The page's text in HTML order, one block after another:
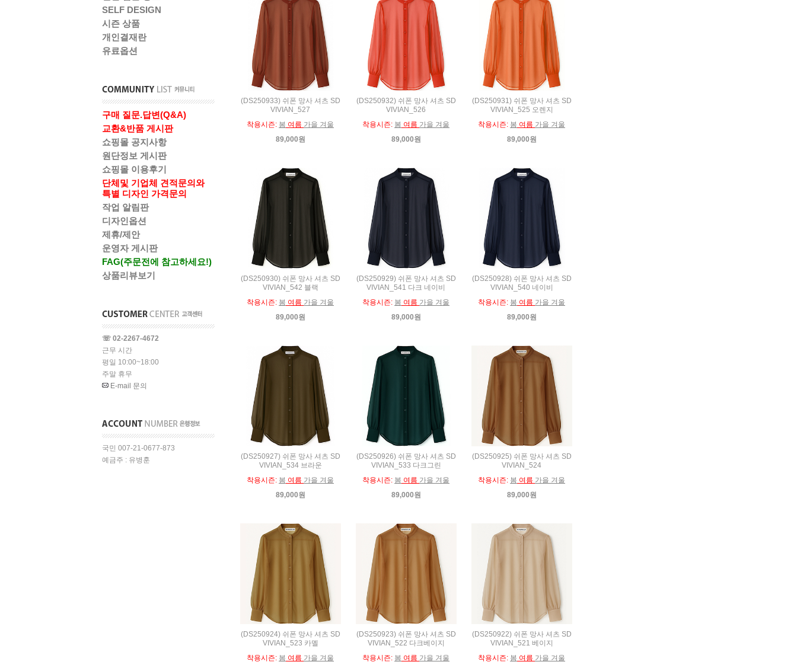
SELF DESIGN
시즌 상품
개인결재란
유료옵션
구매 질문.답변(Q&A)
교환&반품 게시판
쇼핑몰 공지사항
원단정보 게시판
쇼핑몰 이용후기
단체및 기업체 견적문의와
특별 디자인 가격문의
작업 알림판
디자인옵션
제휴/제안
운영자 게시판
FAG(주문전에 참고하세요!)
상품리뷰보기
☏ 02-2267-4672
근무 시간
평일 10:00~18:00
주말 휴무
E-mail 문의
국민 007-21-0677-873
예금주 : 유병훈
(DS250933) 쉬폰 망사 셔츠 SD
VIVIAN_527
착용시즌: 봄 여름 가을 겨울
89,000원
(DS250932) 쉬폰 망사 셔츠 SD
VIVIAN_526
착용시즌: 봄 여름 가을 겨울
89,000원
(DS250931) 쉬폰 망사 셔츠 SD
VIVIAN_525 오렌지
착용시즌: 봄 여름 가을 겨울
89,000원
(DS250930) 쉬폰 망사 셔츠 SD
VIVIAN_542 블랙
착용시즌: 봄 여름 가을 겨울
89,000원
(DS250929) 쉬폰 망사 셔츠 SD
VIVIAN_541 다크 네이비
착용시즌: 봄 여름 가을 겨울
89,000원
(DS250928) 쉬폰 망사 셔츠 SD
VIVIAN_540 네이비
착용시즌: 봄 여름 가을 겨울
89,000원
(DS250927) 쉬폰 망사 셔츠 SD
VIVIAN_534 브라운
착용시즌: 봄 여름 가을 겨울
89,000원
(DS250926) 쉬폰 망사 셔츠 SD
VIVIAN_533 다크그린
착용시즌: 봄 여름 가을 겨울
89,000원
(DS250925) 쉬폰 망사 셔츠 SD
VIVIAN_524
착용시즌: 봄 여름 가을 겨울
89,000원
(DS250924) 쉬폰 망사 셔츠 SD
VIVIAN_523 카멜
착용시즌: 봄 여름 가을 겨울
(DS250923) 쉬폰 망사 셔츠 SD
VIVIAN_522 다크베이지
착용시즌: 봄 여름 가을 겨울
(DS250922) 쉬폰 망사 셔츠 SD
VIVIAN_521 베이지
착용시즌: 봄 여름 가을 겨울